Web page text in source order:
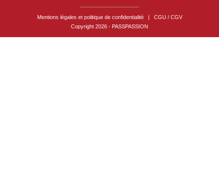
Mentions légales et politique de confidentialité
CGU / CGV
Copyright 2026 - PASSPASSION